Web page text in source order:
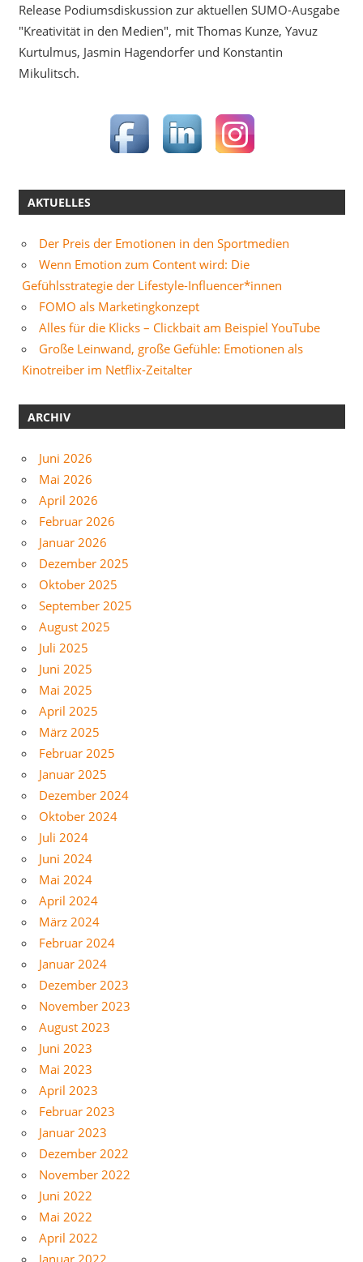
Release Podiumsdiskussion zur aktuellen SUMO-Ausgabe
"Kreativität in den Medien", mit Thomas Kunze, Yavuz
Kurtulmus, Jasmin Hagendorfer und Konstantin
Mikulitsch.
AKTUELLES
Der Preis der Emotionen in den Sportmedien
Wenn Emotion zum Content wird: Die
Gefühlsstrategie der Lifestyle-Influencer*innen
FOMO als Marketingkonzept
Alles für die Klicks – Clickbait am Beispiel YouTube
Große Leinwand, große Gefühle: Emotionen als
Kinotreiber im Netflix-Zeitalter
ARCHIV
Juni 2026
Mai 2026
April 2026
Februar 2026
Januar 2026
Dezember 2025
Oktober 2025
September 2025
August 2025
Juli 2025
Juni 2025
Mai 2025
April 2025
März 2025
Februar 2025
Januar 2025
Dezember 2024
Oktober 2024
Juli 2024
Juni 2024
Mai 2024
April 2024
März 2024
Februar 2024
Januar 2024
Dezember 2023
November 2023
August 2023
Juni 2023
Mai 2023
April 2023
Februar 2023
Januar 2023
Dezember 2022
November 2022
Juni 2022
Mai 2022
April 2022
Januar 2022